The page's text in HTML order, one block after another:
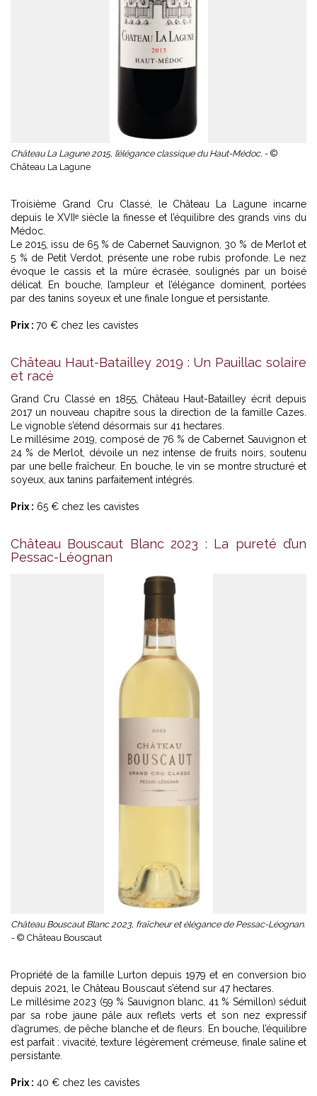
Château La Lagune 2015, l’élégance classique du Haut-Médoc. - ©
Château La Lagune
Troisième Grand Cru Classé, le Château La Lagune incarne
depuis le XVIIᵉ siècle la finesse et l’équilibre des grands vins du
Médoc.
Le 2015, issu de 65 % de Cabernet Sauvignon, 30 % de Merlot et
5 % de Petit Verdot, présente une robe rubis profonde. Le nez
évoque le cassis et la mûre écrasée, soulignés par un boisé
délicat. En bouche, l’ampleur et l’élégance dominent, portées
par des tanins soyeux et une finale longue et persistante.
Prix : 70 € chez les cavistes
Château Haut-Batailley 2019 : Un Pauillac solaire
et racé
Grand Cru Classé en 1855, Château Haut-Batailley écrit depuis
2017 un nouveau chapitre sous la direction de la famille Cazes.
Le vignoble s’étend désormais sur 41 hectares.
Le millésime 2019, composé de 76 % de Cabernet Sauvignon et
24 % de Merlot, dévoile un nez intense de fruits noirs, soutenu
par une belle fraîcheur. En bouche, le vin se montre structuré et
soyeux, aux tanins parfaitement intégrés.
Prix : 65 € chez les cavistes
Château Bouscaut Blanc 2023 : La pureté d’un
Pessac-Léognan
Château Bouscaut Blanc 2023, fraîcheur et élégance de Pessac-Léognan.
- © Château Bouscaut
Propriété de la famille Lurton depuis 1979 et en conversion bio
depuis 2021, le Château Bouscaut s’étend sur 47 hectares.
Le millésime 2023 (59 % Sauvignon blanc, 41 % Sémillon) séduit
par sa robe jaune pâle aux reflets verts et son nez expressif
d’agrumes, de pêche blanche et de fleurs. En bouche, l’équilibre
est parfait : vivacité, texture légèrement crémeuse, finale saline et
persistante.
Prix : 40 € chez les cavistes